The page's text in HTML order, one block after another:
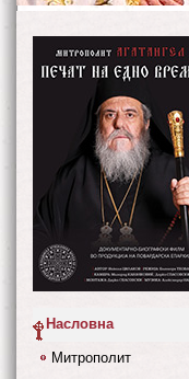
Насловна
Митрополит